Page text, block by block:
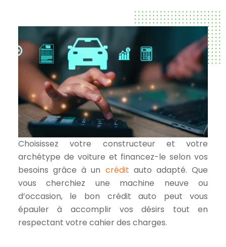
Choisissez votre constructeur et votre
archétype de voiture et financez-le selon vos
besoins grâce à un crédit auto adapté. Que
vous cherchiez une machine neuve ou
d’occasion, le bon crédit auto peut vous
épauler à accomplir vos désirs tout en
respectant votre cahier des charges.